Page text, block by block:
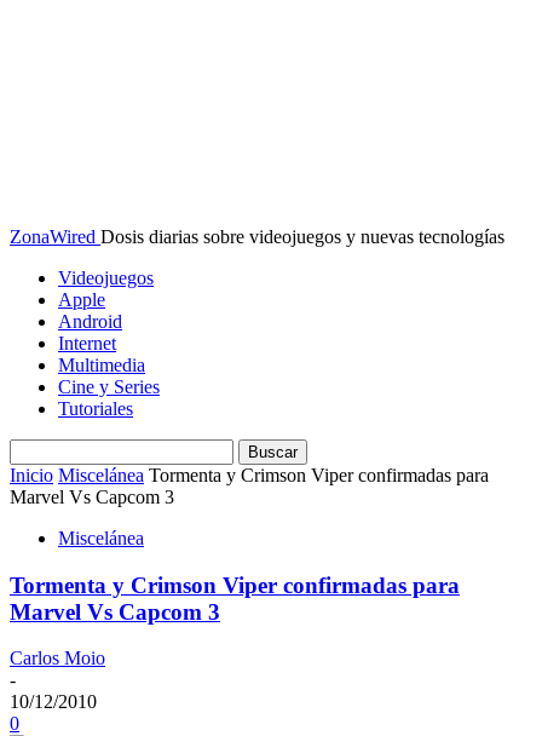
ZonaWired Dosis diarias sobre videojuegos y nuevas tecnologías
Videojuegos
Apple
Android
Internet
Multimedia
Cine y Series
Tutoriales
Inicio Miscelánea Tormenta y Crimson Viper confirmadas para
Marvel Vs Capcom 3
Miscelánea
Tormenta y Crimson Viper confirmadas para
Marvel Vs Capcom 3
Carlos Moio
-
10/12/2010
0